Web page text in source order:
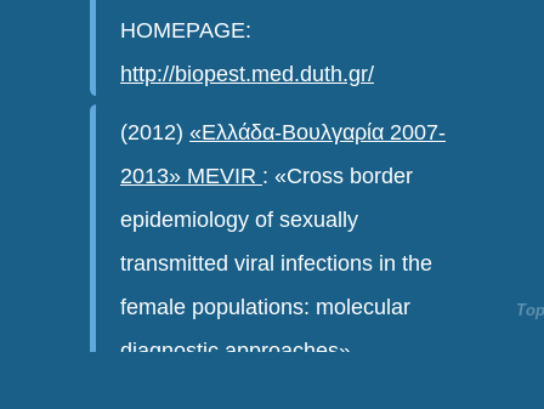
HOMEPAGE:
http://biopest.med.duth.gr/
(2012) «Ελλάδα-Βουλγαρία 2007-
2013» MEVIR : «Cross border
epidemiology of sexually
transmitted viral infections in the
female populations: molecular
diagnostic approaches»
Top